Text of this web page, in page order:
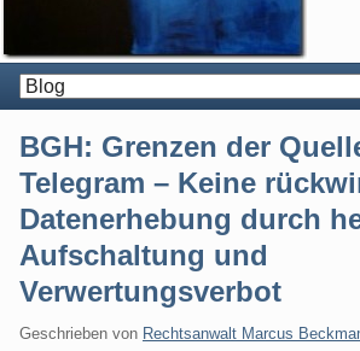
BGH: Grenzen der
Telegram – Keine
Datenerhebung durch
Aufschaltung und
Verwertungsverbot
Geschrieben von Rechtsanwalt Marcus